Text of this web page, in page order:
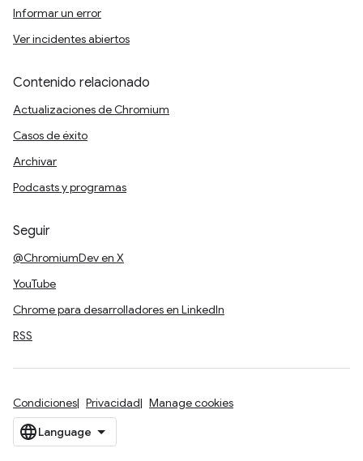
Informar un error
Ver incidentes abiertos
Contenido relacionado
Actualizaciones de Chromium
Casos de éxito
Archivar
Podcasts y programas
Seguir
@ChromiumDev en X
YouTube
Chrome para desarrolladores en LinkedIn
RSS
Condiciones Privacidad Manage cookies